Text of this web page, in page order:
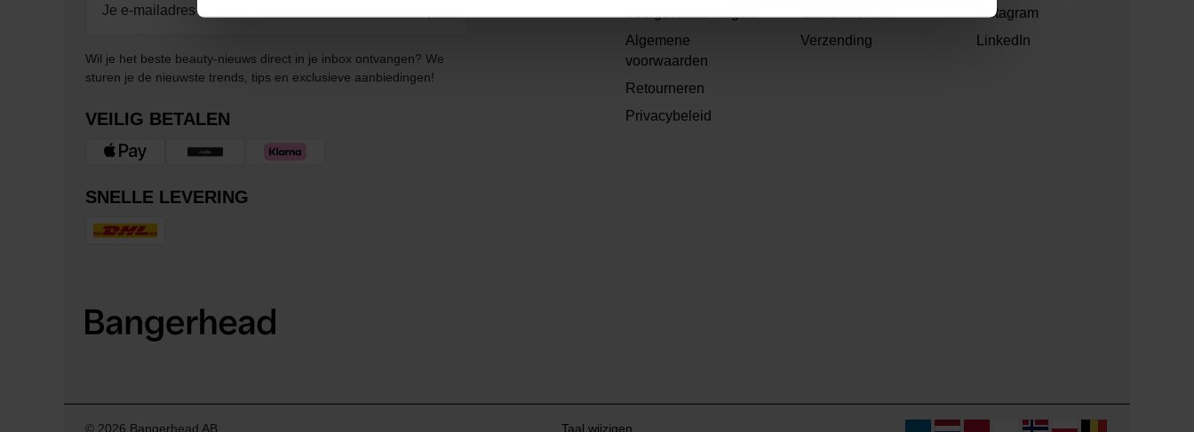
Wil je het beste beauty-nieuws direct in je inbox ontvangen? We
sturen je de nieuwste trends, tips en exclusieve aanbiedingen!
VEILIG BETALEN
SNELLE LEVERING
Algemene
voorwaarden
Retourneren
Privacybeleid
Verzending
Instagram
LinkedIn
© 2026 Bangerhead AB Taal wijzigen